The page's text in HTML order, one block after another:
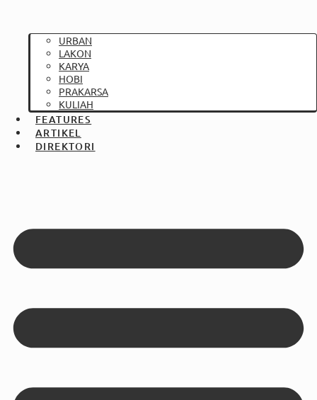
URBAN
LAKON
KARYA
HOBI
PRAKARSA
KULIAH
FEATURES
ARTIKEL
DIREKTORI